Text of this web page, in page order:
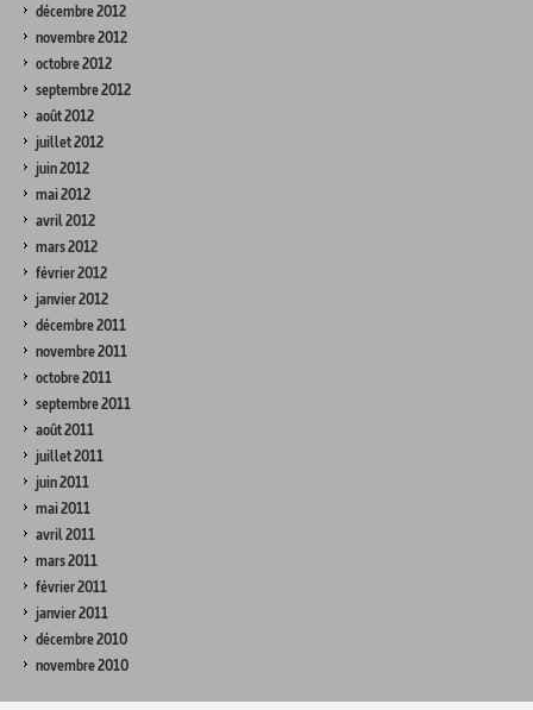
décembre 2012
novembre 2012
octobre 2012
septembre 2012
août 2012
juillet 2012
juin 2012
mai 2012
avril 2012
mars 2012
février 2012
janvier 2012
décembre 2011
novembre 2011
octobre 2011
septembre 2011
août 2011
juillet 2011
juin 2011
mai 2011
avril 2011
mars 2011
février 2011
janvier 2011
décembre 2010
novembre 2010